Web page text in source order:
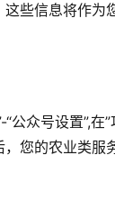
些信息将作为
公众号设置”,在”
，您的农业类服